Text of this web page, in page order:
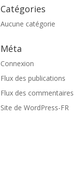
Catégories
Aucune catégorie
Méta
Connexion
Flux des publications
Flux des commentaires
Site de WordPress-FR